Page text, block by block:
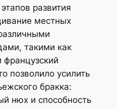
развития
местных
такими как
французский
позволило усилить
бракка:
нюх и способность